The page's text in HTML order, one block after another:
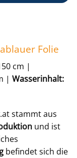
Folie
cm |
| Wasserinhalt:
stammt aus
und ist
befindet sich die